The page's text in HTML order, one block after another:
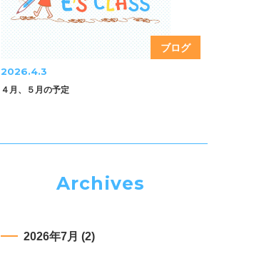
ブログ
2026.4.3
４月、５月の予定
Archives
2026年7月 (2)